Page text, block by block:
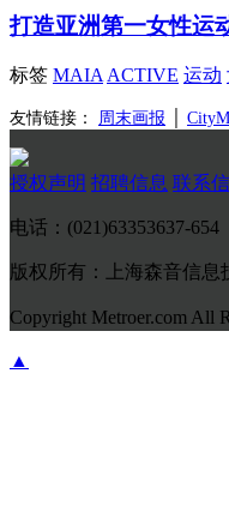
打造亚洲第一女性运
标签 MAIAACTIVE 运动
友情链接： 周末画报
授权声明 招聘信息 联系
电话：(021)63353637-654
版权所有：上海森音信息
Copyright Metroer.com All
▲